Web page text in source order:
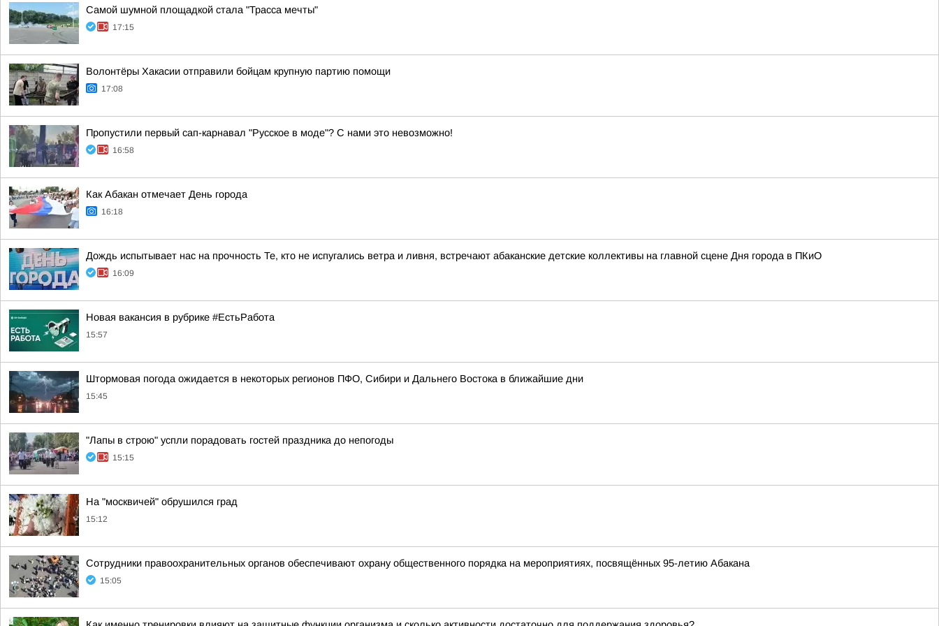
Самой шумной площадкой стала "Трасса мечты"
17:15
Волонтёры Хакасии отправили бойцам крупную партию помощи
17:08
Пропустили первый сап-карнавал "Русское в моде"? С нами это невозможно!
16:58
Как Абакан отмечает День города
16:18
Дождь испытывает нас на прочность Те, кто не испугались ветра и ливня, встречают абаканские детские коллективы на главной сцене Дня города в ПКиО
16:09
Новая вакансия в рубрике #ЕстьРабота
15:57
Штормовая погода ожидается в некоторых регионов ПФО, Сибири и Дальнего Востока в ближайшие дни
15:45
"Лапы в строю" успли порадовать гостей праздника до непогоды
15:15
На "москвичей" обрушился град
15:12
Сотрудники правоохранительных органов обеспечивают охрану общественного порядка на мероприятиях, посвящённых 95-летию Абакана
15:05